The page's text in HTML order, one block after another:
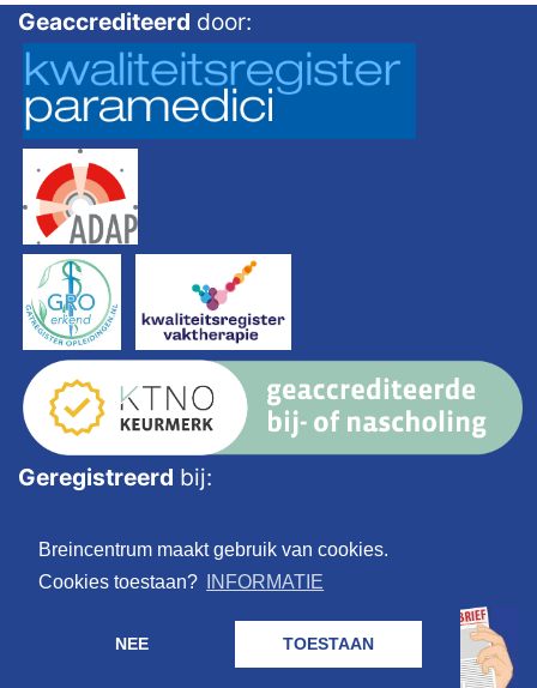
Breincentrum maakt gebruik van cookies.
Cookies toestaan?
INFORMATIE
NEE TOESTAAN
Geaccrediteerd door:
Geregistreerd bij: